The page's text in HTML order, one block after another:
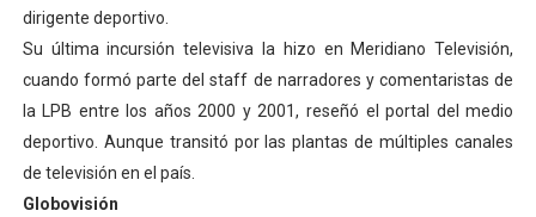
dirigente deportivo.
Su última incursión televisiva la hizo en Meridiano Televisión,
cuando formó parte del staff de narradores y comentaristas de
la LPB entre los años 2000 y 2001, reseñó el portal del medio
deportivo. Aunque transitó por las plantas de múltiples canales
de televisión en el país.
Globovisión